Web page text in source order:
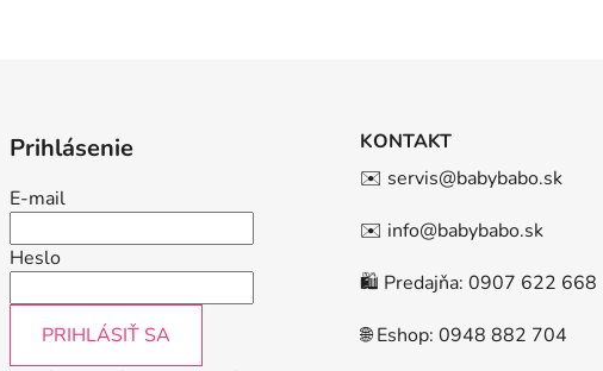
Prihlásenie
E-mail
Heslo
PRIHLÁSIŤ SA
KONTAKT
✉️ servis@babybabo.sk
✉️ info@babybabo.sk
🛍️ Predajňa: 0907 622 668
🌐 Eshop: 0948 882 704